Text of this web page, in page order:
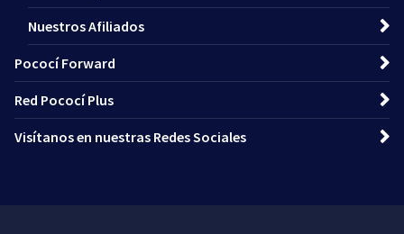
Nuestros Afiliados
Pococí Forward
Red Pococí Plus
Visítanos en nuestras Redes Sociales